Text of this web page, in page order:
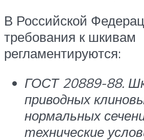
В Российской
требования к шкивам
регламентируются:
ГОСТ 20889-88.
приводных
нормальных
технические